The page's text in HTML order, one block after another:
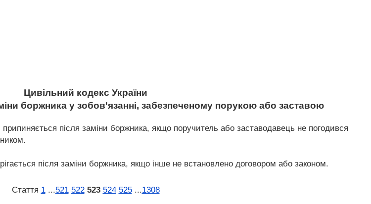
Цивільний кодекс України
боржника у зобов'язанні, забезпеченому порукою або заставою
після заміни боржника, якщо поручитель або заставодавець не погодився
після заміни боржника, якщо інше не встановлено договором або законом.
Стаття 1 ...521 522 523 524 525 ...1308